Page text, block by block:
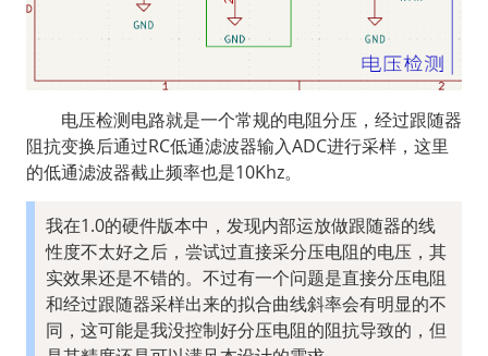
电压检测电路就是一个常规的电阻分压，经过跟随器
阻抗变换后通过RC低通滤波器输入ADC进行采样，这里
的低通滤波器截止频率也是10Khz。
我在1.0的硬件版本中，发现内部运放做跟随器的线
性度不太好之后，尝试过直接采分压电阻的电压，其
实效果还是不错的。不过有一个问题是直接分压电阻
和经过跟随器采样出来的拟合曲线斜率会有明显的不
同，这可能是我没控制好分压电阻的阻抗导致的，但